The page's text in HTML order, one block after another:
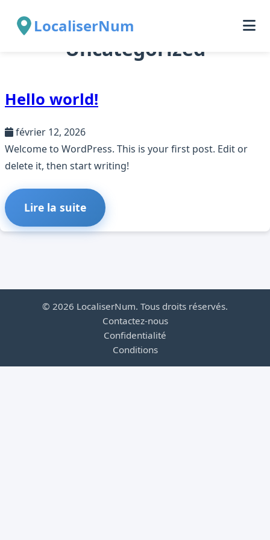
LocaliserNum
Catégorie :
Uncategorized
Hello world!
février 12, 2026
Welcome to WordPress. This is your first post. Edit or
delete it, then start writing!
Lire la suite
© 2026 LocaliserNum. Tous droits réservés.
Contactez-nous
Confidentialité
Conditions